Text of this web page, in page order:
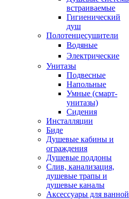
встраиваемые
Гигиенический
душ
Полотенцесушители
ㅤВодяные
ㅤЭлектрические
Унитазы
Подвесные
Напольные
Умные (смарт-
унитазы)
Сидения
Инсталляции
Биде
Душевые кабины и
ограждения
Душевые поддоны
Слив, канализация,
душевые трапы и
душевые каналы
Аксессуары для ванной